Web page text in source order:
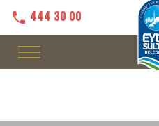
444 30 00